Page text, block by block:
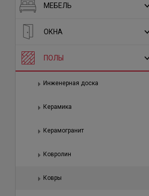
МЕБЕЛЬ
ОКНА
ПОЛЫ
Инженерная доска
Керамика
Керамогранит
Ковролин
Ковры